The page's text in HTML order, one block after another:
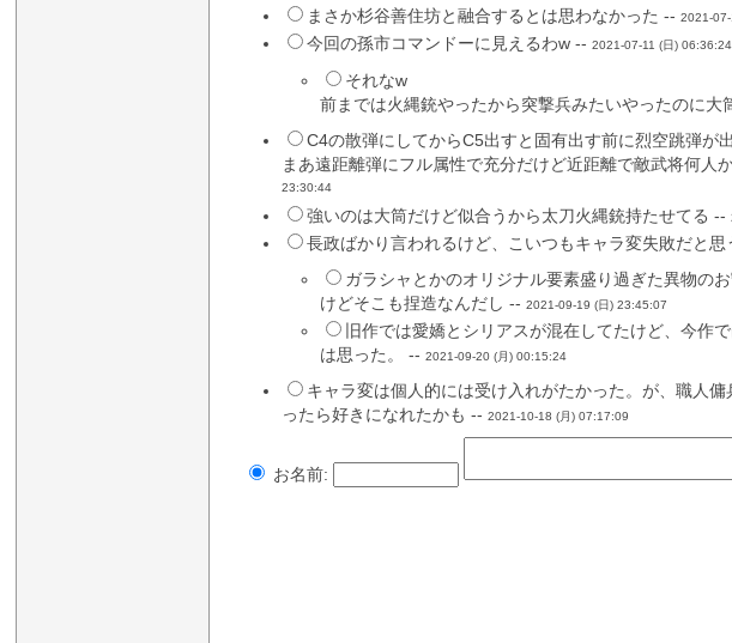
まさか杉谷善住坊と融合するとは思わなかった --2021-
今回の孫市コマンドーに見えるわw --2021-07-11 (日) 06:36:24
それなw
前までは火縄銃やったから突撃兵みたいやったのに
C4の散弾にしてからC5出すと固有出す前に烈空跳弾が
まあ遠距離弾にフル属性で充分だけど近距離で敵武将何
23:30:44
強いのは大筒だけど似合うから太刀火縄銃持たせてる --
長政ばかり言われるけど、こいつもキャラ変失敗だと
ガラシャとかのオリジナル要素盛り過ぎた異物の
けどそこも捏造なんだし --2021-09-19 (日) 23:45:07
旧作では愛嬌とシリアスが混在してたけど、今作
は思った。 --2021-09-20 (月) 00:15:24
キャラ変は個人的には受け入れがたかった。が、職人
ったら好きになれたかも --2021-10-18 (月) 07:17:09
お名前: